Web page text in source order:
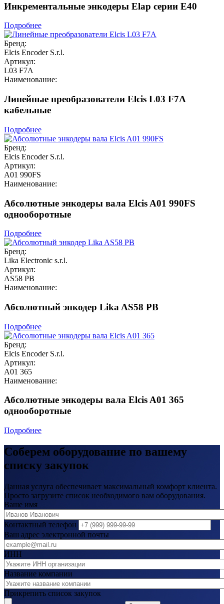
Инкрементальные энкодеры Elap серии E40
Подробнее
Бренд:
Elcis Encoder S.r.l.
Артикул:
L03 F7A
Наименование:
Линейные преобразователи Elcis L03 F7A
кабельные
Подробнее
Бренд:
Elcis Encoder S.r.l.
Артикул:
A01 990FS
Наименование:
Абсолютные энкодеры вала Elcis A01 990FS
однооборотные
Подробнее
Бренд:
Lika Electronic s.r.l.
Артикул:
AS58 PB
Наименование:
Абсолютный энкодер Lika AS58 PB
Подробнее
Бренд:
Elcis Encoder S.r.l.
Артикул:
A01 365
Наименование:
Абсолютные энкодеры вала Elcis A01 365
однооборотные
Подробнее
Соберем оборудование по вашему
списку закупок
Данная услуга обеспечивает максимальный комфорт клиента.
Просто загрузите список необходимого вам оборудования.
Ваше имя
Контактный телефон
Ваш адрес электронной почты
ИНН
Название компании
Прикрепить список закупок